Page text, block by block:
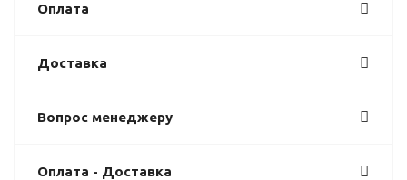
Оплата
Доставка
Вопрос менеджеру
Оплата - Доставка